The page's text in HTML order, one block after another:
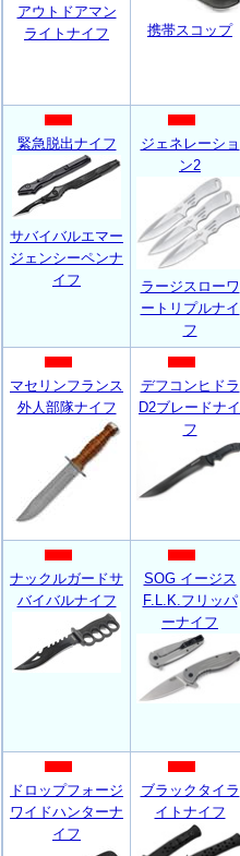
アウトドアマン
ライトナイフ
携帯スコップ
緊急脱出ナイフ
サバイバルエマー
ジェンシーペンナ
イフ
ジェネレーショ
ン2
ラージスローワ
ートリプルナイ
フ
マセリンフランス
外人部隊ナイフ
デフコンヒドラ
D2ブレードナイ
フ
ナックルガードサ
バイバルナイフ
SOG イージス
F.L.K.フリッパ
ーナイフ
ドロップフォージ
ワイドハンターナ
イフ
ブラックタイラ
イトナイフ